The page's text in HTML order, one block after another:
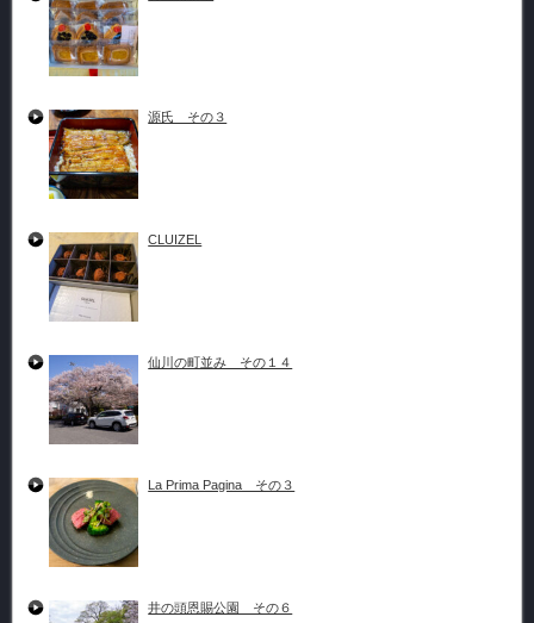
源氏 その３
CLUIZEL
仙川の町並み その１４
La Prima Pagina その３
井の頭恩賜公園 その６